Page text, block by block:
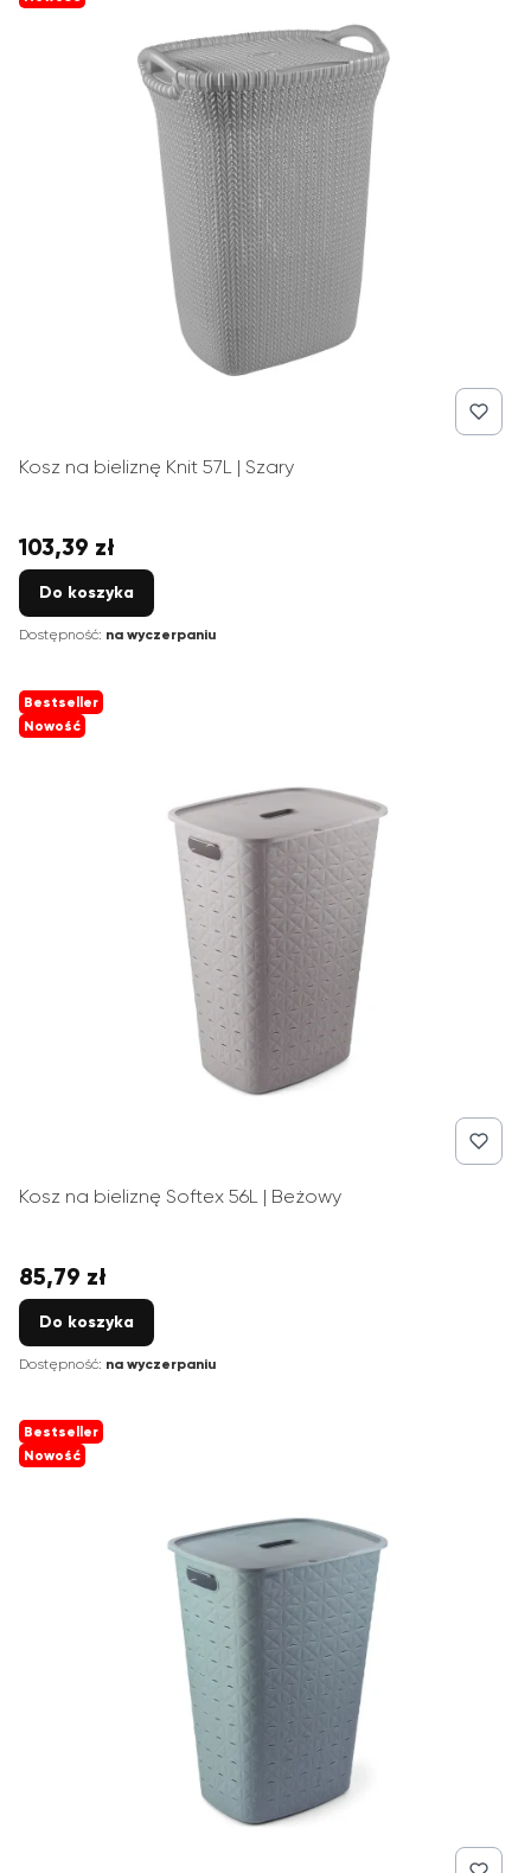
Kosz na bieliznę Knit 57L | Szary
Cena
103,39 zł
Do koszyka
Dostępność: na wyczerpaniu
Bestseller
Nowość
Kosz na bieliznę Softex 56L | Beżowy
Cena
85,79 zł
Do koszyka
Dostępność: na wyczerpaniu
Bestseller
Nowość